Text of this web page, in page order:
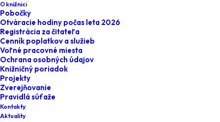
O knižnici
Pobočky
Otváracie hodiny počas leta 2026
Registrácia za čitateľa
Cenník poplatkov a služieb
Voľné pracovné miesta
Ochrana osobných údajov
Knižničný poriadok
Projekty
Zverejňovanie
Pravidlá súťaže
Kontakty
Aktuality
Kniha o piatej -